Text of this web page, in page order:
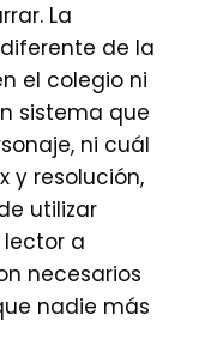
La
de la
el colegio ni
sistema que
ni cuál
y resolución,
utilizar
a
necesarios
nadie más